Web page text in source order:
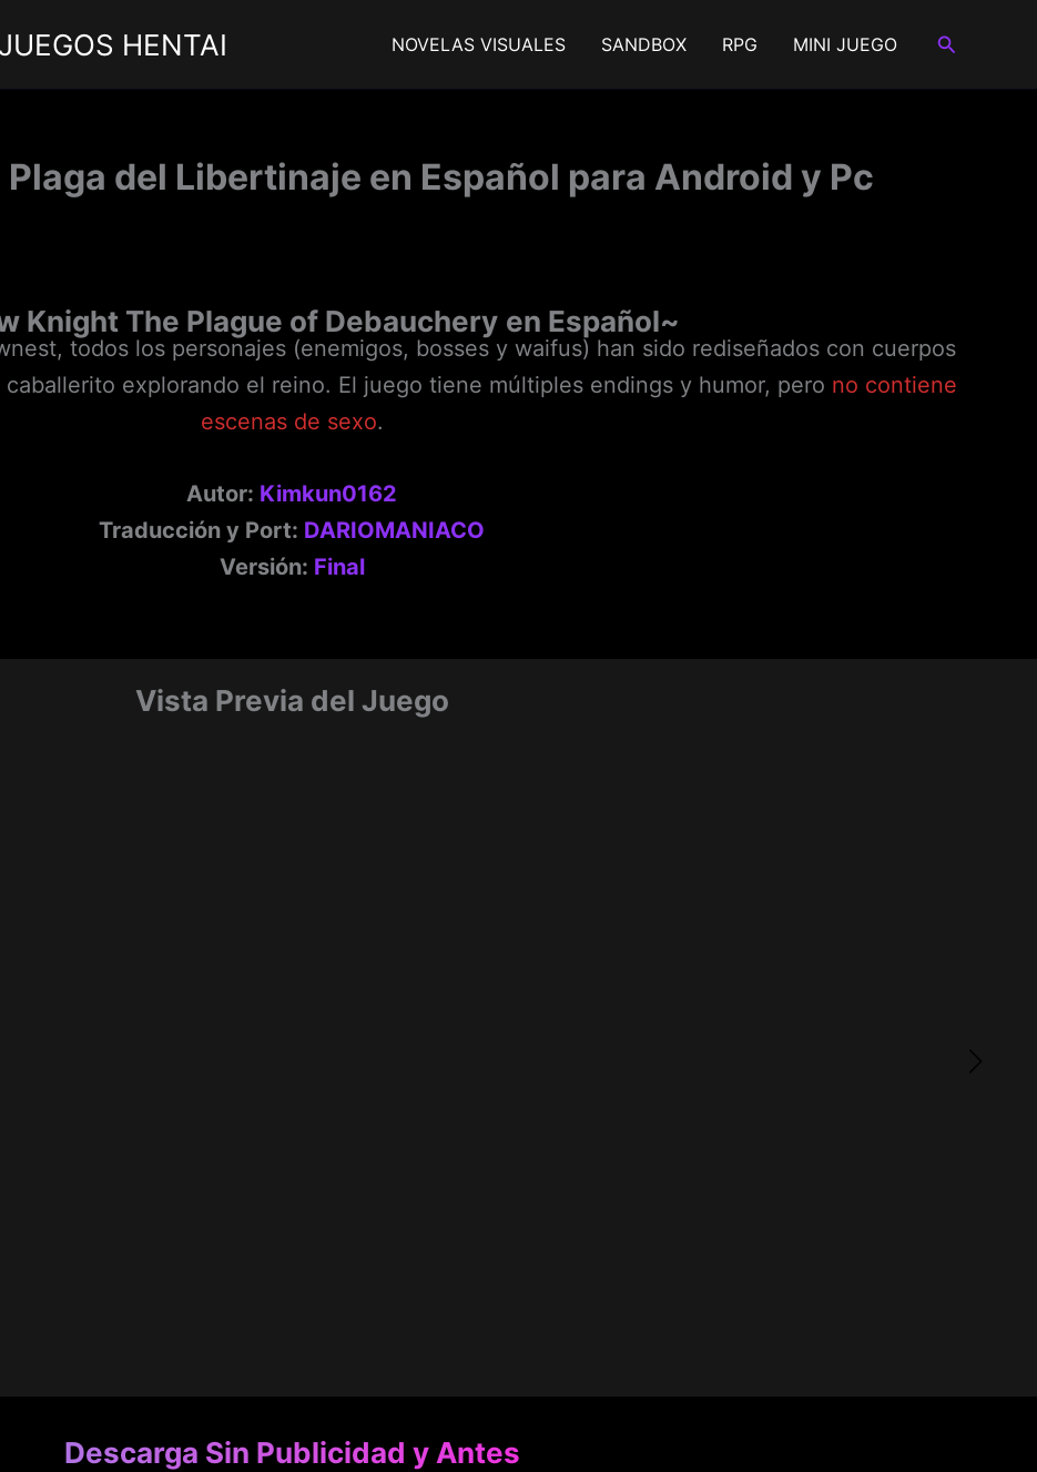
HENTAI NOVELAS VISUALES SANDBOX RPG MINI JUEGO Buscar
del Libertinaje en Español para Android y Pc
Knight The Plague of Debauchery en Español~
todos los personajes (enemigos, bosses y waifus) han sido rediseñados con cuerpos
explorando el reino. El juego tiene múltiples endings y humor, pero no contiene
escenas de sexo.
Autor: Kimkun0162
Traducción y Port: DARIOMANIACO
Versión: Final
Vista Previa del Juego
Descarga Sin Publicidad y Antes